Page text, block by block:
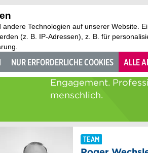
Technologien auf unserer Website.
(z. B. IP-Adressen), z. B. für
NUR ERFORDERLICHE COOKIES ALLE